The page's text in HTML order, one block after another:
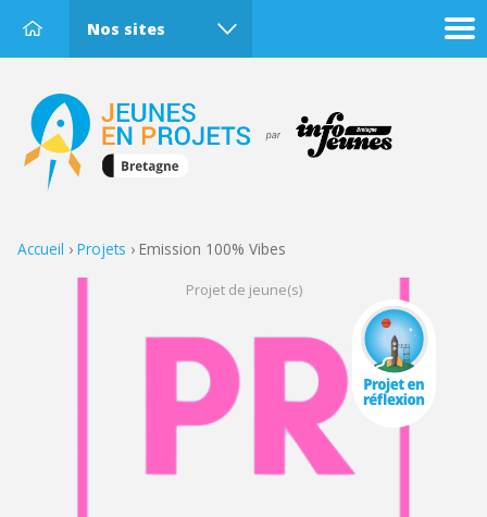
Nos sites
Accueil › Projets › Emission 100% Vibes
Projet de jeune(s)